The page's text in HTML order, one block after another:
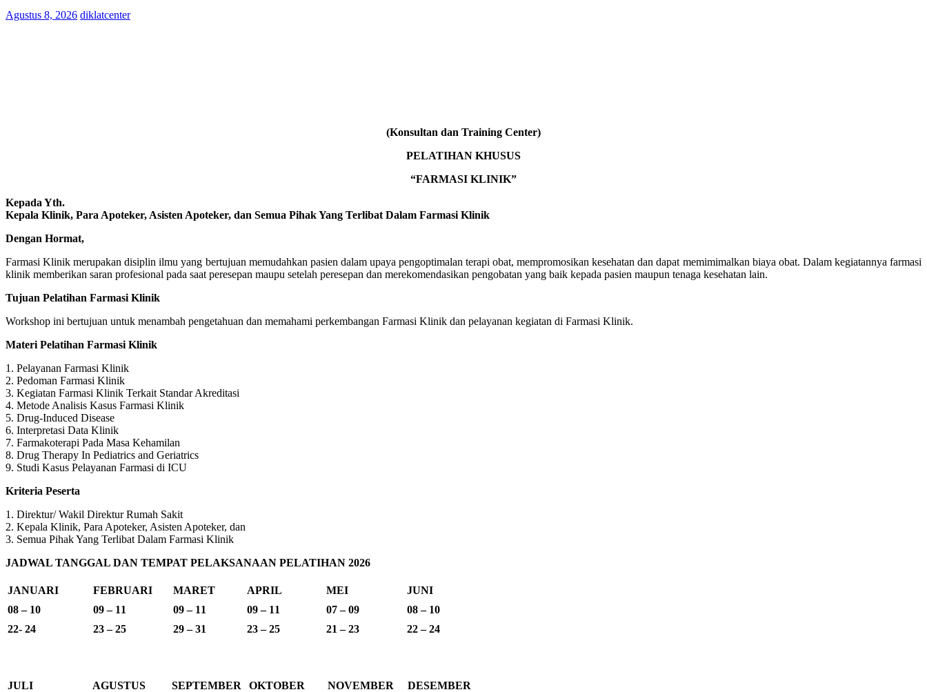
Agustus 8, 2026 diklatcenter
(Konsultan dan Training Center)
PELATIHAN KHUSUS
“FARMASI KLINIK”
Kepada Yth.
Kepala Klinik, Para Apoteker, Asisten Apoteker, dan Semua Pihak Yang Terlibat Dalam Farmasi Klinik
Dengan Hormat,
Farmasi Klinik merupakan disiplin ilmu yang bertujuan memudahkan pasien dalam upaya pengoptimalan terapi obat, mempromosikan kesehatan dan dapat memimimalkan biaya obat. Dalam kegiatannya farmasi
klinik memberikan saran profesional pada saat peresepan maupu setelah peresepan dan merekomendasikan pengobatan yang baik kepada pasien maupun tenaga kesehatan lain.
Tujuan Pelatihan Farmasi Klinik
Workshop ini bertujuan untuk menambah pengetahuan dan memahami perkembangan Farmasi Klinik dan pelayanan kegiatan di Farmasi Klinik.
Materi Pelatihan Farmasi Klinik
1. Pelayanan Farmasi Klinik
2. Pedoman Farmasi Klinik
3. Kegiatan Farmasi Klinik Terkait Standar Akreditasi
4. Metode Analisis Kasus Farmasi Klinik
5. Drug-Induced Disease
6. Interpretasi Data Klinik
7. Farmakoterapi Pada Masa Kehamilan
8. Drug Therapy In Pediatrics and Geriatrics
9. Studi Kasus Pelayanan Farmasi di ICU
Kriteria Peserta
1. Direktur/ Wakil Direktur Rumah Sakit
2. Kepala Klinik, Para Apoteker, Asisten Apoteker, dan
3. Semua Pihak Yang Terlibat Dalam Farmasi Klinik
JADWAL TANGGAL DAN TEMPAT PELAKSANAAN PELATIHAN 2026
JANUARI FEBRUARI MARET APRIL MEI
JUNI
08 – 10
09 – 11 09 – 11 09 – 11 07 – 09
08 – 10
22- 24
23 – 25 29 – 31 23 – 25 21 – 23 22 – 24
JULI AGUSTUS SEPTEMBER OKTOBER NOVEMBER
DESEMBER